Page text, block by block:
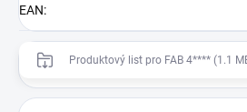
EAN:
Produktový list pro FAB 4**** (1.1